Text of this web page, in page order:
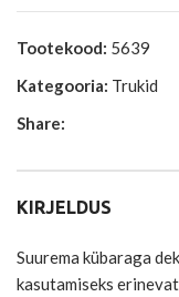
Tootekood: 5639
Kategooria: Trukid
Share:
KIRJELDUS
Suurema kübaraga
kasutamiseks